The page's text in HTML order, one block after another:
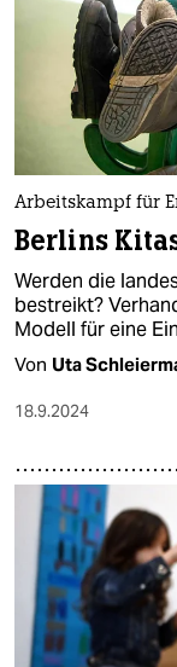
Arbeitskampf für
Berlins
Werden die
bestreikt?
Modell für eine
Von Uta
18.9.2024